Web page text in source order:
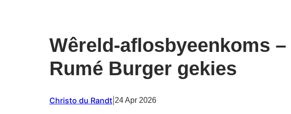
Wêreld-aflosbyeenkoms –
Rumé Burger gekies
Christo du Randt 24 Apr 2026